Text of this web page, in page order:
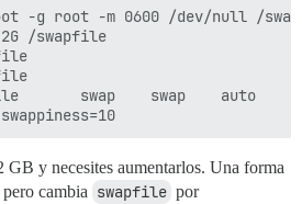
-g root -m 0600 /dev/null /
/swapfile
swap    swap    auto
GB y necesites aumentarlos. Una forma
cambia swapfile por